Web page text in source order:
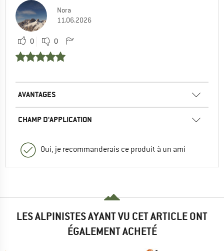
Nora
11.06.2026
0 0
AVANTAGES
CHAMP D'APPLICATION
Oui, je recommanderais ce produit à un ami
LES ALPINISTES AYANT VU CET ARTICLE ONT
ÉGALEMENT ACHETÉ